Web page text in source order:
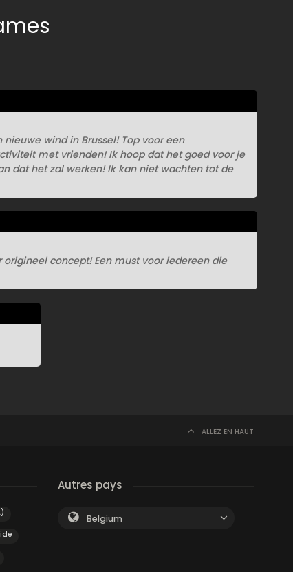
concept! Een must voor iedereen die
wind in Brussel! Top voor een
met vrienden! Ik hoop dat het goed voor je
dat het zal werken! Ik kan niet wachten tot de
ALLEZ EN HAUT
Autres pays
Belgium